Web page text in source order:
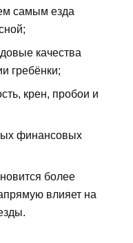
самым езда
качества
гребёнки;
крен, пробои и
финансовых
более
влияет на